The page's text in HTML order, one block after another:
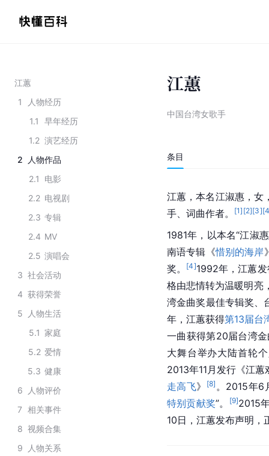
江蕙
1
人物经历
1.1
早年经历
1.2 演艺经历
2
人物作品
2.1
电影
2.2 电视剧
2.3 专辑
2.4 MV
2.5 演唱会
3 社会活动
4 获得荣誉
5
人物生活
5.1 家庭
5.2 爱情
5.3 健康
6
人物评价
7 相关事件
8 视频合集
9
人物关系
江蕙
中国台湾女歌手
条目
江蕙，本名江淑惠，女
手、词曲作者。
[1] [2][3][
1981年，以本名“江淑
南语专辑《惜别的海岸
奖。
[4]1992年，江蕙
格由悲情转为温暖明亮
湾金曲奖最佳专辑奖、
年，江蕙获得第13届台
一曲获得第20届台湾
大舞台举办大陆首轮
2013年11月发行《江
走高飞》 [8] 。2015年6
特别贡献奖”。 [9]2015
10日，江蕙发布声明，